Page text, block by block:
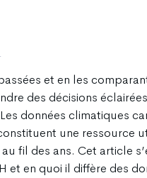
et en les
des décisions
données climatiques
une ressource
fil des ans. Cet article
et en quoi il diffère des